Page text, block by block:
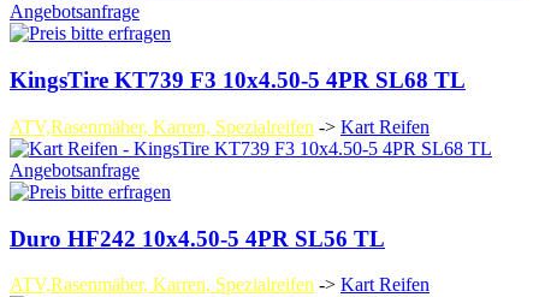
Angebotsanfrage
KingsTire KT739 F3 10x4.50-5 4PR SL68 TL
ATV,Rasenmäher, Karren, Spezialreifen -> Kart Reifen
Angebotsanfrage
Duro HF242 10x4.50-5 4PR SL56 TL
ATV,Rasenmäher, Karren, Spezialreifen -> Kart Reifen